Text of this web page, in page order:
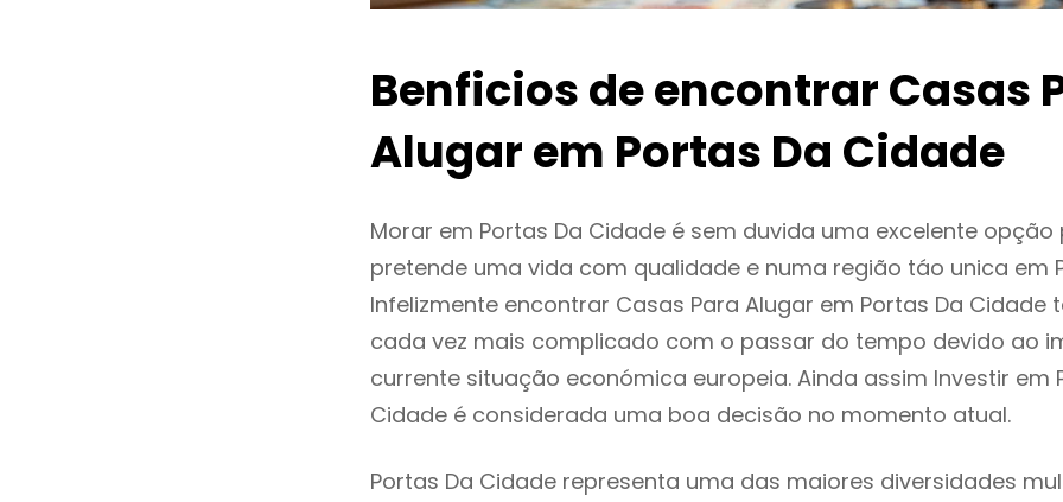
Benficios de encontrar Casas
Alugar em Portas Da Cidade
Morar em Portas Da Cidade é sem duvida uma excelente
pretende uma vida com qualidade e numa região táo unica em
Infelizmente encontrar Casas Para Alugar em Portas Da
cada vez mais complicado com o passar do tempo devido ao
currente situação económica europeia. Ainda assim Investir em
Cidade é considerada uma boa decisão no momento atual.
Portas Da Cidade representa uma das maiores diversidades